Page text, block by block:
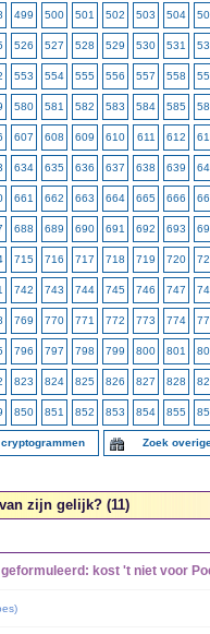
499 500 501 502 503 504
526 527 528 529 530 531
553 554 555 556 557 558
580 581 582 583 584 585
607 608 609 610 611 612
634 635 636 637 638 639
661 662 663 664 665 666
688 689 690 691 692 693
715 716 717 718 719 720
742 743 744 745 746 747
769 770 771 772 773 774
796 797 798 799 800 801
823 824 825 826 827 828
850 851 852 853 854 855
Zoek
zijn gelijk? (11)
kost 't niet voor
)